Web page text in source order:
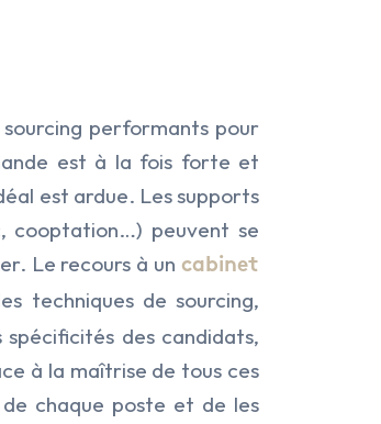
performants pour
est à la fois forte et
est ardue. Les supports
cooptation…) peuvent se
Le recours à un cabinet
techniques de sourcing,
spécificités des candidats,
à la maîtrise de tous ces
chaque poste et de les